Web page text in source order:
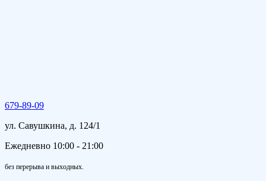
679-89-09
ул. Савушкина, д. 124/1
Ежедневно 10:00 - 21:00
без перерыва и выходных.